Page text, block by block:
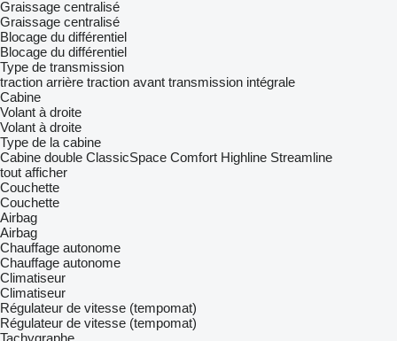
Graissage centralisé
Graissage centralisé
Blocage du différentiel
Blocage du différentiel
Type de transmission
traction arrière traction avant transmission intégrale
Cabine
Volant à droite
Volant à droite
Type de la cabine
Cabine double ClassicSpace Comfort Highline Streamline
tout afficher
Couchette
Couchette
Airbag
Airbag
Chauffage autonome
Chauffage autonome
Climatiseur
Climatiseur
Régulateur de vitesse (tempomat)
Régulateur de vitesse (tempomat)
Tachygraphe